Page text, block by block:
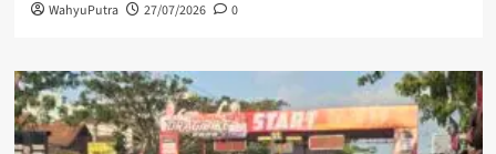
WahyuPutra 27/07/2026 0